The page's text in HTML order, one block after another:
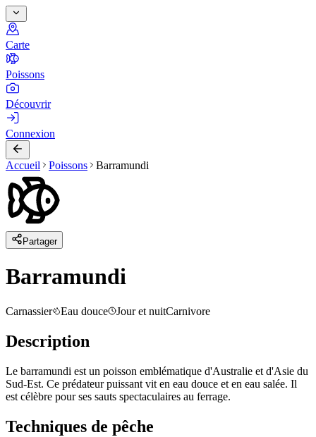
Carte
Poissons
Découvrir
Connexion
Accueil Poissons Barramundi
Partager
Barramundi
Carnassier Eau douce Jour et nuitCarnivore
Description
Le barramundi est un poisson emblématique d'Australie et d'Asie du
Sud-Est. Ce prédateur puissant vit en eau douce et en eau salée. Il
est célèbre pour ses sauts spectaculaires au ferrage.
Techniques de pêche